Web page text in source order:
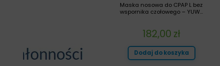
Maska nosowa do CPAP L bez
wspornika czołowego – YUW...
182,00 zł
Dodaj do koszyka